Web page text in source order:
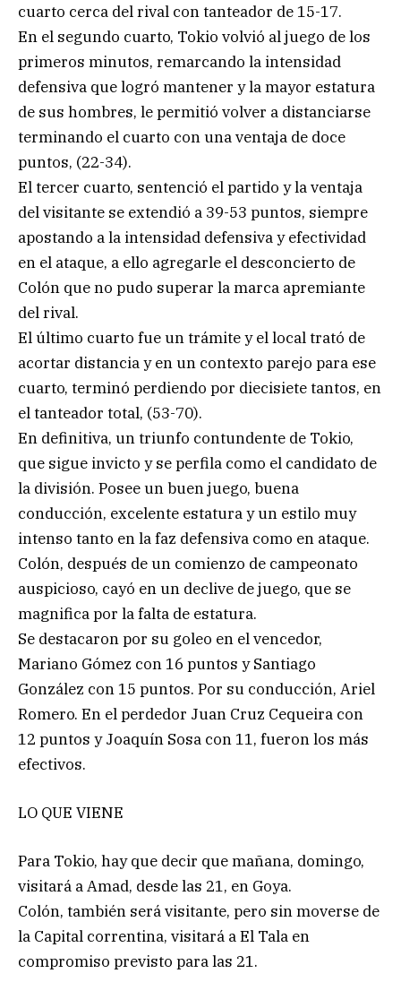
cuarto cerca del rival con tanteador de 15-17.
En el segundo cuarto, Tokio volvió al juego de los
primeros minutos, remarcando la intensidad
defensiva que logró mantener y la mayor estatura
de sus hombres, le permitió volver a distanciarse
terminando el cuarto con una ventaja de doce
puntos, (22-34).
El tercer cuarto, sentenció el partido y la ventaja
del visitante se extendió a 39-53 puntos, siempre
apostando a la intensidad defensiva y efectividad
en el ataque, a ello agregarle el desconcierto de
Colón que no pudo superar la marca apremiante
del rival.
El último cuarto fue un trámite y el local trató de
acortar distancia y en un contexto parejo para ese
cuarto, terminó perdiendo por diecisiete tantos, en
el tanteador total, (53-70).
En definitiva, un triunfo contundente de Tokio,
que sigue invicto y se perfila como el candidato de
la división. Posee un buen juego, buena
conducción, excelente estatura y un estilo muy
intenso tanto en la faz defensiva como en ataque.
Colón, después de un comienzo de campeonato
auspicioso, cayó en un declive de juego, que se
magnifica por la falta de estatura.
Se destacaron por su goleo en el vencedor,
Mariano Gómez con 16 puntos y Santiago
González con 15 puntos. Por su conducción, Ariel
Romero. En el perdedor Juan Cruz Cequeira con
12 puntos y Joaquín Sosa con 11, fueron los más
efectivos.
LO QUE VIENE
Para Tokio, hay que decir que mañana, domingo,
visitará a Amad, desde las 21, en Goya.
Colón, también será visitante, pero sin moverse de
la Capital correntina, visitará a El Tala en
compromiso previsto para las 21.